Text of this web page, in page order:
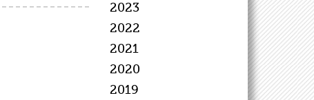
2023
2022
2021
2020
2019